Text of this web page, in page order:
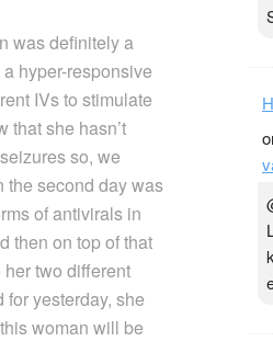
was definitely a
hyper-responsive
IVs to stimulate
that she hasn’t
so, we
the second day was
of antivirals in
then on top of that
two different
yesterday, she
woman will be